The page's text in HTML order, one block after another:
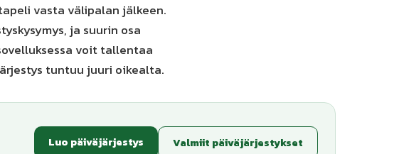
vasta välipalan jälkeen.
ja suurin osa
voit tallentaa
tuntuu juuri oikealta.
Luo päiväjärjestys Valmiit päiväjärjestykset